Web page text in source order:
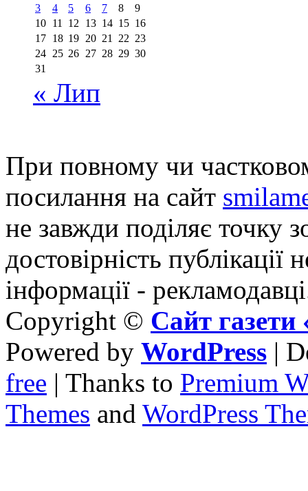
3
4 5 6 7 8
9
10 11 12 13 14 15 16
17 18 19 20 21 22 23
24 25 26 27 28 29 30
31
« Лип
При повному чи
посилання на сайт
не завжди поділяє точку
достовірність публікації
інформації -
Copyright © Сайт
Powered by WordPress |
free | Thanks to Premium
Themes and WordPress